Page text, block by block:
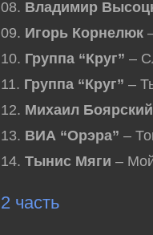
08. Владимир
09. Игорь Корнелюк
10. Группа “Круг” –
11. Группа “Круг” –
12. Михаил Боярский
13. ВИА “Орэра” –
14.Тынис Мяги –
2 часть